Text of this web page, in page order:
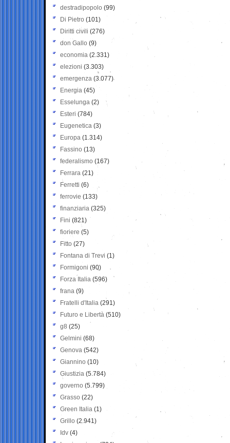
destradipopolo (99)
Di Pietro (101)
Diritti civili (276)
don Gallo (9)
economia (2.331)
elezioni (3.303)
emergenza (3.077)
Energia (45)
Esselunga (2)
Esteri (784)
Eugenetica (3)
Europa (1.314)
Fassino (13)
federalismo (167)
Ferrara (21)
Ferretti (6)
ferrovie (133)
finanziaria (325)
Fini (821)
fioriere (5)
Fitto (27)
Fontana di Trevi (1)
Formigoni (90)
Forza Italia (596)
frana (9)
Fratelli d'Italia (291)
Futuro e Libertà (510)
g8 (25)
Gelmini (68)
Genova (542)
Giannino (10)
Giustizia (5.784)
governo (5.799)
Grasso (22)
Green Italia (1)
Grillo (2.941)
Idv (4)